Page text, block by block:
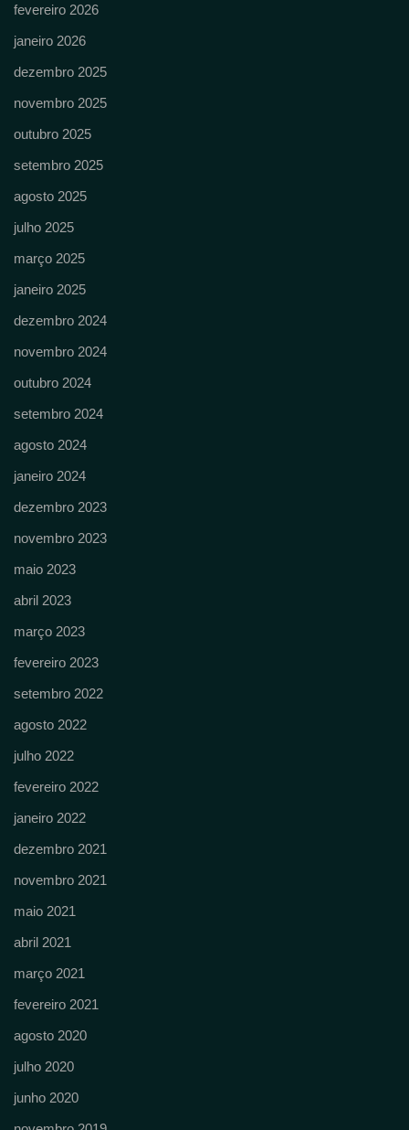
fevereiro 2026
janeiro 2026
dezembro 2025
novembro 2025
outubro 2025
setembro 2025
agosto 2025
julho 2025
março 2025
janeiro 2025
dezembro 2024
novembro 2024
outubro 2024
setembro 2024
agosto 2024
janeiro 2024
dezembro 2023
novembro 2023
maio 2023
abril 2023
março 2023
fevereiro 2023
setembro 2022
agosto 2022
julho 2022
fevereiro 2022
janeiro 2022
dezembro 2021
novembro 2021
maio 2021
abril 2021
março 2021
fevereiro 2021
agosto 2020
julho 2020
junho 2020